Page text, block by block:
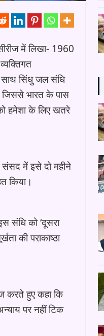
में लिखा- 1960
साथ सिंधु जल संधि
जिससे भारत के पास
हमेशा के लिए खतरे
संसद में इसे दो महीने
किया।
संधि को ‘दूसरा
की पराकाष्ठा
करते हुए कहा कि
पर नहीं टिक